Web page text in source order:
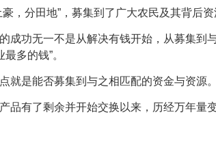
，分田地”，募集到了广大农民及其背后资
成功无一不是从解决有钱开始，从募集到
多的钱”。
就是能否募集到与之相匹配的资金与资源。
品有了剩余并开始交换以来，历经万年量